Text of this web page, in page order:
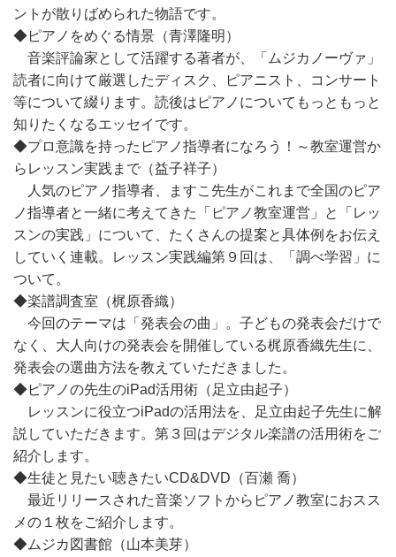
ントが散りばめられた物語です。
◆ピアノをめぐる情景（青澤隆明）
音楽評論家として活躍する著者が、「ムジカノーヴァ」
読者に向けて厳選したディスク、ピアニスト、コンサート
等について綴ります。読後はピアノについてもっともっと
知りたくなるエッセイです。
◆プロ意識を持ったピアノ指導者になろう！～教室運営か
らレッスン実践まで（益子祥子）
人気のピアノ指導者、ますこ先生がこれまで全国のピア
ノ指導者と一緒に考えてきた「ピアノ教室運営」と「レッ
スンの実践」について、たくさんの提案と具体例をお伝え
していく連載。レッスン実践編第９回は、「調べ学習」に
ついて。
◆楽譜調査室（梶原香織）
今回のテーマは「発表会の曲」。子どもの発表会だけで
なく、大人向けの発表会を開催している梶原香織先生に、
発表会の選曲方法を教えていただきました。
◆ピアノの先生のiPad活用術（足立由起子）
レッスンに役立つiPadの活用法を、足立由起子先生に解
説していただきます。第３回はデジタル楽譜の活用術をご
紹介します。
◆生徒と見たい聴きたいCD&DVD（百瀬 喬）
最近リリースされた音楽ソフトからピアノ教室におスス
メの１枚をご紹介します。
◆ムジカ図書館（山本美芽）